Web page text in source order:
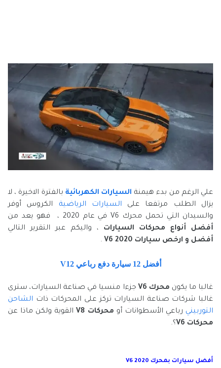
علي الرغم من بدء هيمنة السيارات الكهربائية بالفترة الاخيرة ، لا
يزال الطلب مرتفعا على السيارات الرياضية الكروس أوفر
والسيدان التي تحمل محرك V6 في عام 2020 ، فهو يعد من
أفضل أنواع محركات السيارات ، واليكم عبر التقرير التالي
أفضل و ارخص سيارات V6 2020
.
أفضل 12 سيارة دفع رباعي V12
غالبا ما يكون محرك V6
جزءا منسيا في صناعة السيارات، سترى
غالبا شركات صناعة السيارات تركز على المحركات ذات الشاحن
التوربيني رباعي الأسطوانات أو محركات V8 القوية ولكن ماذا عن
محركات V6
؟.
أفضل سيارات بمحرك V6 2020